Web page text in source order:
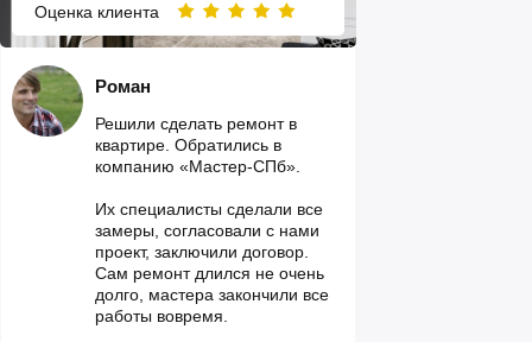
Оценка клиента
Решили сделать ремонт в
квартире. Обратились в
компанию «Мастер-СПб».
Их специалисты сделали все
замеры, согласовали с нами
проект, заключили договор.
Сам ремонт длился не очень
долго, мастера закончили все
работы вовремя.
Роман